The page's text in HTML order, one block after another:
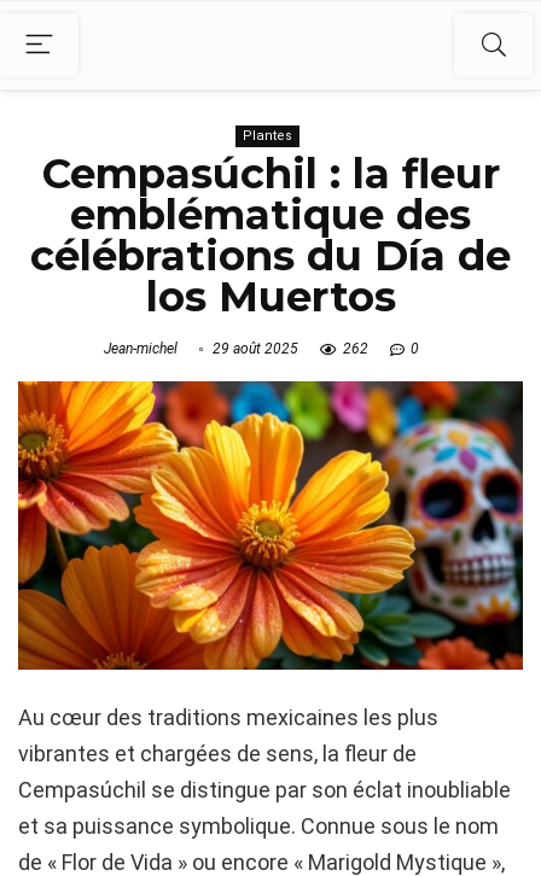
Plantes
Cempasúchil : la fleur
emblématique des
célébrations du Día de
los Muertos
Jean-michel 29 août 2025 262 0
Au cœur des traditions mexicaines les plus
vibrantes et chargées de sens, la fleur de
Cempasúchil se distingue par son éclat inoubliable
et sa puissance symbolique. Connue sous le nom
de « Flor de Vida » ou encore « Marigold Mystique »,